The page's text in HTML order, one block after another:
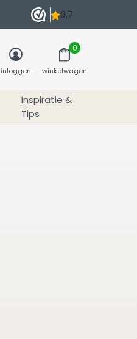
Inspiratie &
Tips
inloggen winkelwagen
0